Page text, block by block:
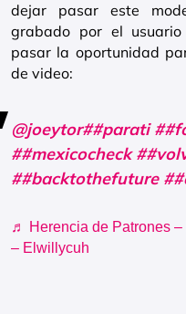
dejar pasar este
grabado por el
pasar la oportunidad
de video:
@joeytor##parati
##mexicocheck
##backtothefuture
♬ Herencia de Patrones –
– Elwillycuh